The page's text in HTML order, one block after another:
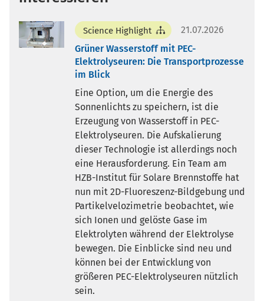
Science Highlight
21.07.2026
Grüner Wasserstoff mit PEC-
Elektrolyseuren: Die Transportprozesse
im Blick
Eine Option, um die Energie des
Sonnenlichts zu speichern, ist die
Erzeugung von Wasserstoff in PEC-
Elektrolyseuren. Die Aufskalierung
dieser Technologie ist allerdings noch
eine Herausforderung. Ein Team am
HZB-Institut für Solare Brennstoffe hat
nun mit 2D-Fluoreszenz-Bildgebung und
Partikelvelozimetrie beobachtet, wie
sich Ionen und gelöste Gase im
Elektrolyten während der Elektrolyse
bewegen. Die Einblicke sind neu und
können bei der Entwicklung von
größeren PEC-Elektrolyseuren nützlich
sein.